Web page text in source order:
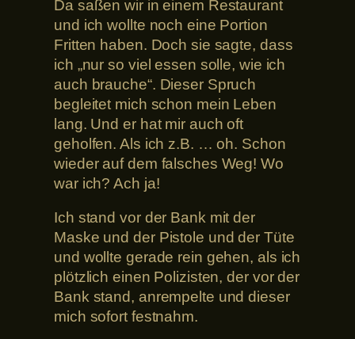
Da saßen wir in einem Restaurant
und ich wollte noch eine Portion
Fritten haben. Doch sie sagte, dass
ich „nur so viel essen solle, wie ich
auch brauche“. Dieser Spruch
begleitet mich schon mein Leben
lang. Und er hat mir auch oft
geholfen. Als ich z.B. … oh. Schon
wieder auf dem falsches Weg! Wo
war ich? Ach ja!
Ich stand vor der Bank mit der
Maske und der Pistole und der Tüte
und wollte gerade rein gehen, als ich
plötzlich einen Polizisten, der vor der
Bank stand, anrempelte und dieser
mich sofort festnahm.